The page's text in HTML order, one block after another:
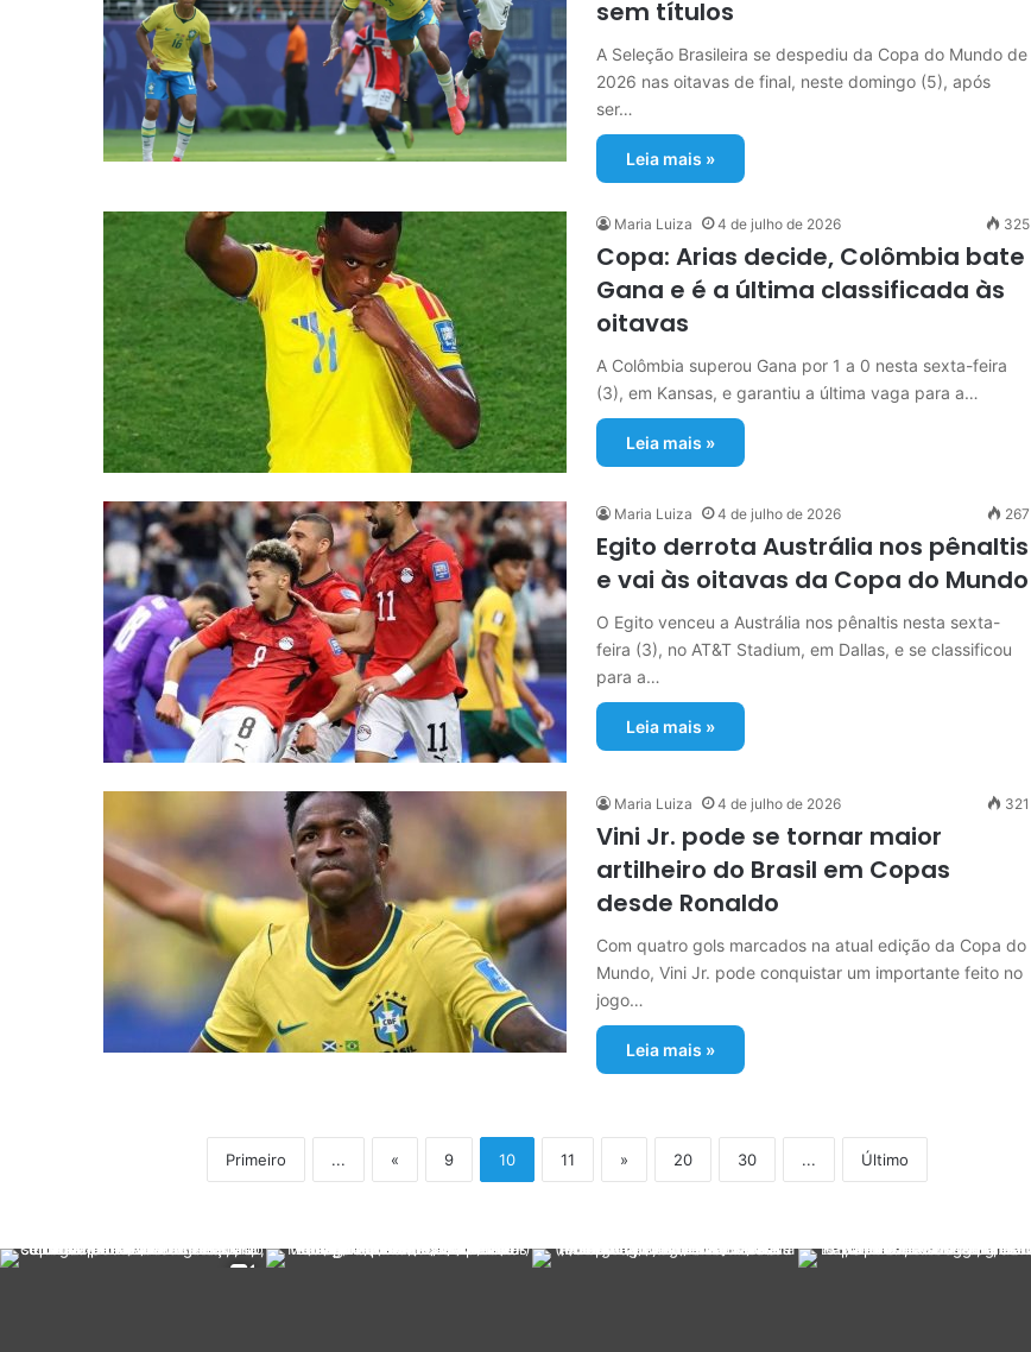
sem títulos
A Seleção Brasileira se despediu da Copa do Mundo de
2026 nas oitavas de final, neste domingo (5), após
ser…
Leia mais »
Maria Luiza 4 de julho de 2026 325
Copa: Arias decide, Colômbia bate
Gana e é a última classificada às
oitavas
A Colômbia superou Gana por 1 a 0 nesta sexta-feira
(3), em Kansas, e garantiu a última vaga para a…
Leia mais »
Maria Luiza 4 de julho de 2026 267
Egito derrota Austrália nos pênaltis
e vai às oitavas da Copa do Mundo
O Egito venceu a Austrália nos pênaltis nesta sexta-
feira (3), no AT&T Stadium, em Dallas, e se classificou
para a…
Leia mais »
Maria Luiza 4 de julho de 2026 321
Vini Jr. pode se tornar maior
artilheiro do Brasil em Copas
desde Ronaldo
Com quatro gols marcados na atual edição da Copa do
Mundo, Vini Jr. pode conquistar um importante feito no
jogo…
Leia mais »
Primeiro ... « 9 10 11 » 20 30 ... Último